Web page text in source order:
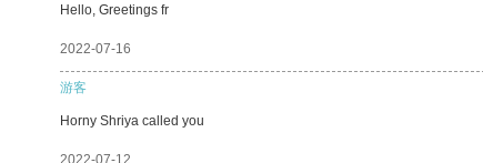
Hello, Greetings fr
2022-07-16
游客
Horny Shriya called you
2022-07-12